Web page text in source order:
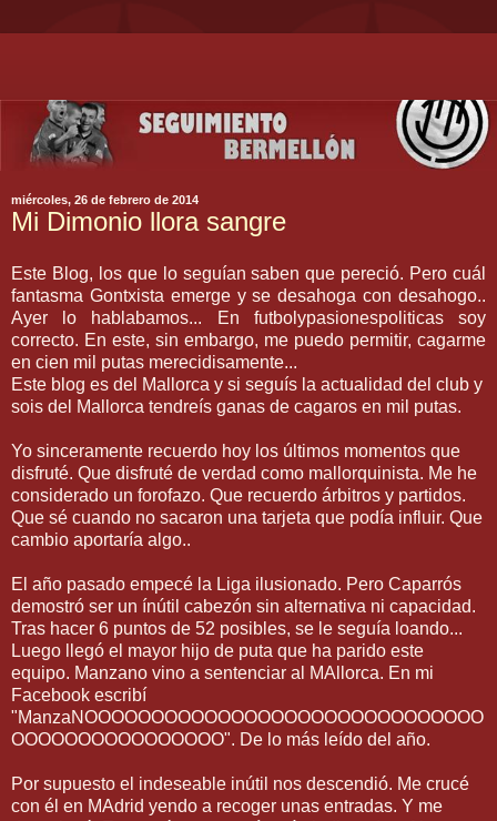
miércoles, 26 de febrero de 2014
Mi Dimonio llora sangre
Este Blog, los que lo seguían saben que pereció. Pero cuál
fantasma Gontxista emerge y se desahoga con desahogo..
Ayer lo hablabamos... En futbolypasionespoliticas soy
correcto. En este, sin embargo, me puedo permitir, cagarme
en cien mil putas merecidisamente...
Este blog es del Mallorca y si seguís la actualidad del club y
sois del Mallorca tendreís ganas de cagaros en mil putas.
Yo sinceramente recuerdo hoy los últimos momentos que
disfruté. Que disfruté de verdad como mallorquinista. Me he
considerado un forofazo. Que recuerdo árbitros y partidos.
Que sé cuando no sacaron una tarjeta que podía influir. Que
cambio aportaría algo..
El año pasado empecé la Liga ilusionado. Pero Caparrós
demostró ser un ínútil cabezón sin alternativa ni capacidad.
Tras hacer 6 puntos de 52 posibles, se le seguía loando...
Luego llegó el mayor hijo de puta que ha parido este
equipo. Manzano vino a sentenciar al MAllorca. En mi
Facebook escribí
"ManzaNOOOOOOOOOOOOOOOOOOOOOOOOOOOOOO
OOOOOOOOOOOOOOOO". De lo más leído del año.
Por supuesto el indeseable inútil nos descendió. Me crucé
con él en MAdrid yendo a recoger unas entradas. Y me